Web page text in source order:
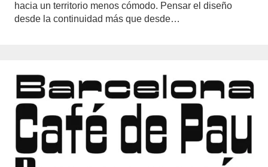
hacia un territorio menos cómodo. Pensar el diseño
desde la continuidad más que desde…